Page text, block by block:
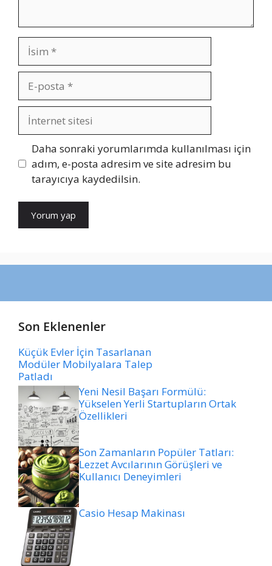
İsim
posta
İnternet
sitesi
Daha sonraki yorumlarımda kullanılması için
adım, e-posta adresim ve site adresim bu
tarayıcıya kaydedilsin.
Son Eklenenler
Küçük Evler İçin Tasarlanan
Modüler Mobilyalara Talep
Patladı
Yeni Nesil Başarı Formülü:
Yükselen Yerli Startupların Ortak
Özellikleri
Son Zamanların Popüler Tatları:
Lezzet Avcılarının Görüşleri ve
Kullanıcı Deneyimleri
Casio Hesap Makinası